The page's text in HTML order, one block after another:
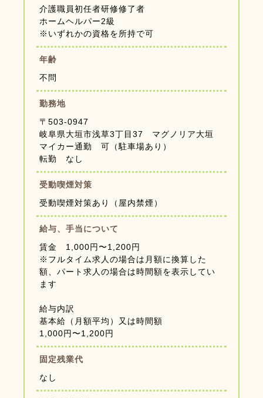
介護職員初任者研修修了者
ホームヘルパー2級
※いずれかの資格を所持で可
年齢
不問
勤務地
〒503-0947
岐阜県大垣市浅草3丁目37 マグノリア大垣
マイカー通勤 可（駐車場あり）
転勤 なし
受動喫煙対策
受動喫煙対策あり（屋内禁煙）
給与、手当について
賃金 1,000円〜1,200円
※フルタイム求人の場合は月額に換算した
額、パート求人の場合は時間額を表示してい
ます
給与内訳
基本給（月額平均）又は時間額
1,000円〜1,200円
固定残業代
なし